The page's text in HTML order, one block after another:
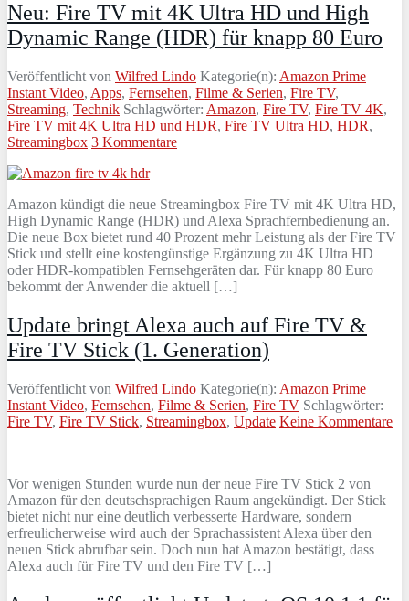
Neu: Fire TV mit 4K Ultra HD und High
Dynamic Range (HDR) für knapp 80 Euro
Veröffentlicht von Wilfred Lindo Kategorie(n): Amazon Prime
Instant Video, Apps, Fernsehen, Filme & Serien, Fire TV,
Streaming, Technik Schlagwörter: Amazon, Fire TV, Fire TV 4K,
Fire TV mit 4K Ultra HD und HDR, Fire TV Ultra HD, HDR,
Streamingbox 3 Kommentare
Amazon kündigt die neue Streamingbox Fire TV mit 4K Ultra HD,
High Dynamic Range (HDR) und Alexa Sprachfernbedienung an.
Die neue Box bietet rund 40 Prozent mehr Leistung als der Fire TV
Stick und stellt eine kostengünstige Ergänzung zu 4K Ultra HD
oder HDR-kompatiblen Fernsehgeräten dar. Für knapp 80 Euro
bekommt der Anwender die aktuell […]
Update bringt Alexa auch auf Fire TV &
Fire TV Stick (1. Generation)
Veröffentlicht von Wilfred Lindo Kategorie(n): Amazon Prime
Instant Video, Fernsehen, Filme & Serien, Fire TV Schlagwörter:
Fire TV, Fire TV Stick, Streamingbox, Update Keine Kommentare
Vor wenigen Stunden wurde nun der neue Fire TV Stick 2 von
Amazon für den deutschsprachigen Raum angekündigt. Der Stick
bietet nicht nur eine deutlich verbesserte Hardware, sondern
erfreulicherweise wird auch der Sprachassistent Alexa über den
neuen Stick abrufbar sein. Doch nun hat Amazon bestätigt, dass
Alexa auch für Fire TV und den Fire TV […]